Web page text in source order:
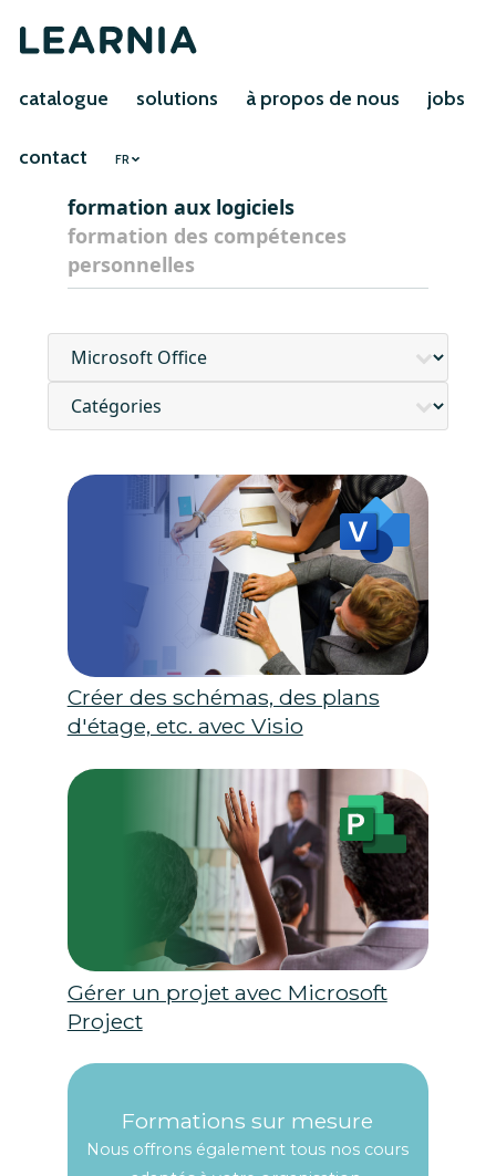
catalogue solutions à propos de nous jobs
contact FR
formation aux logiciels
formation des compétences
personnelles
Créer des schémas, des plans
d'étage, etc. avec Visio
Gérer un projet avec Microsoft
Project
Formations sur mesure
Nous offrons également tous nos cours